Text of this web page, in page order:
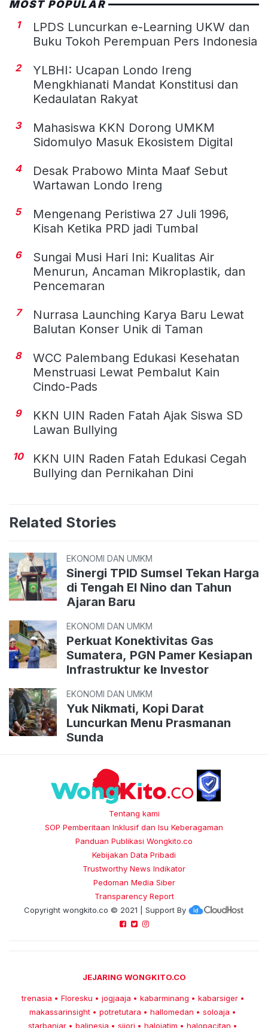
MOST POPULAR
1
LPDS Luncurkan e-Learning UKW dan
Buku Tokoh Perempuan Pers Indonesia
2
YLBHI: Ucapan Londo Ireng
Mengkhianati Mandat Konstitusi dan
Kedaulatan Rakyat
3
Mahasiswa KKN Dorong UMKM
Sidomulyo Masuk Ekosistem Digital
4
Desak Prabowo Minta Maaf Sebut
Wartawan Londo Ireng
5
Mengenang Peristiwa 27 Juli 1996,
Kisah Ketika PRD jadi Tumbal
6
Sungai Musi Hari Ini: Kualitas Air
Menurun, Ancaman Mikroplastik, dan
Pencemaran
7
Nurrasa Launching Karya Baru Lewat
Balutan Konser Unik di Taman
8
WCC Palembang Edukasi Kesehatan
Menstruasi Lewat Pembalut Kain
Cindo-Pads
9
KKN UIN Raden Fatah Ajak Siswa SD
Lawan Bullying
10
KKN UIN Raden Fatah Edukasi Cegah
Bullying dan Pernikahan Dini
Related Stories
EKONOMI DAN UMKM
Sinergi TPID Sumsel Tekan Harga
di Tengah El Nino dan Tahun
Ajaran Baru
EKONOMI DAN UMKM
Perkuat Konektivitas Gas
Sumatera, PGN Pamer Kesiapan
Infrastruktur ke Investor
EKONOMI DAN UMKM
Yuk Nikmati, Kopi Darat
Luncurkan Menu Prasmanan
Sunda
Tentang kami
SOP Pemberitaan Inklusif dan Isu Keberagaman
Panduan Publikasi Wongkito.co
Kebijakan Data Pribadi
Trustworthy News Indikator
Pedoman Media Siber
Transparency Report
Copyright wongkito.co © 2021 | Support By
JEJARING WONGKITO.CO
trenasia • Floresku • jogjaaja • kabarminang • kabarsiger •
makassarinsight • potretutara • hallomedan • soloaja •
starbanjar • balinesia • sijori • halojatim • halopacitan •